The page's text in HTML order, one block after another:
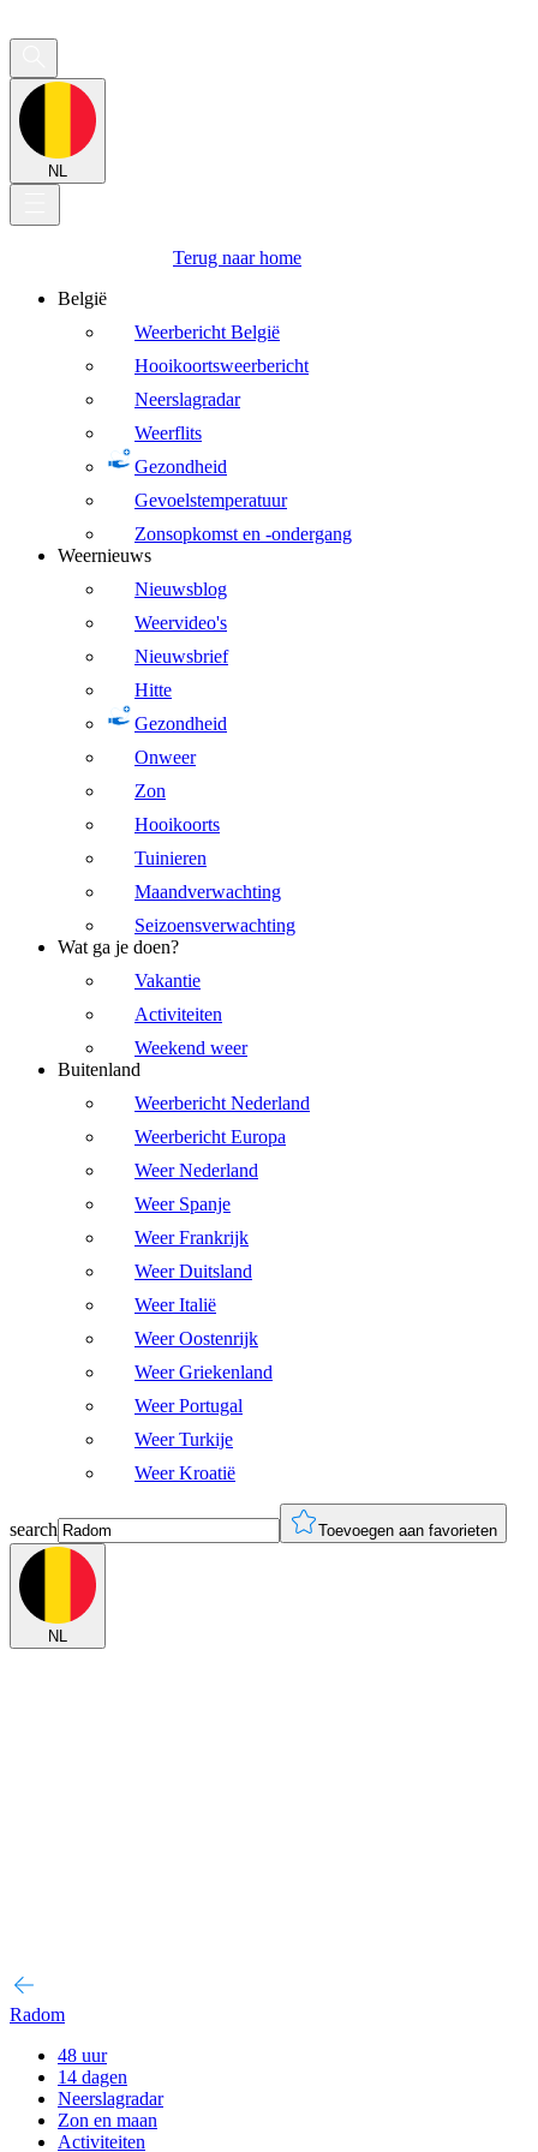
NL
Terug naar home
België
Weerbericht België
Hooikoortsweerbericht
Neerslagradar
Weerflits
Gezondheid
Gevoelstemperatuur
Zonsopkomst en -ondergang
Weernieuws
Nieuwsblog
Weervideo's
Nieuwsbrief
Hitte
Gezondheid
Onweer
Zon
Hooikoorts
Tuinieren
Maandverwachting
Seizoensverwachting
Wat ga je doen?
Vakantie
Activiteiten
Weekend weer
Buitenland
Weerbericht Nederland
Weerbericht Europa
Weer Nederland
Weer Spanje
Weer Frankrijk
Weer Duitsland
Weer Italië
Weer Oostenrijk
Weer Griekenland
Weer Portugal
Weer Turkije
Weer Kroatië
search Toevoegen aan favorieten
NL
Radom
48 uur
14 dagen
Neerslagradar
Zon en maan
Activiteiten